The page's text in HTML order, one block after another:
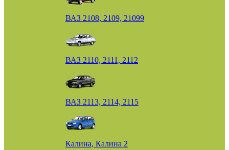
ВАЗ 2108, 2109, 21099
ВАЗ 2110, 2111, 2112
ВАЗ 2113, 2114, 2115
Калина, Калина 2